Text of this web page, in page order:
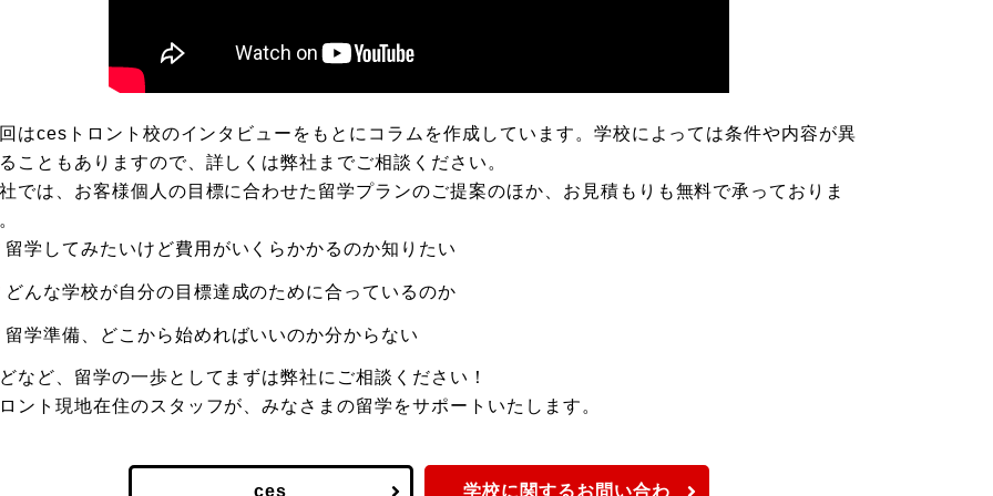
はcesトロント校のインタビューをもとにコラムを作成しています。学校によっては条件や内容が異
こともありますので、詳しくは弊社までご相談ください。
では、お客様個人の目標に合わせた留学プランのご提案のほか、お見積もりも無料で承っておりま
留学してみたいけど費用がいくらかかるのか知りたい
どんな学校が自分の目標達成のために合っているのか
留学準備、どこから始めればいいのか分からない
など、留学の一歩としてまずは弊社にご相談ください！
ロント現地在住のスタッフが、みなさまの留学をサポートいたします。
ces 学校に関するお問い合わ